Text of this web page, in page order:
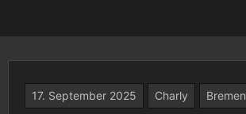
17. September 2025 Charly Bremen